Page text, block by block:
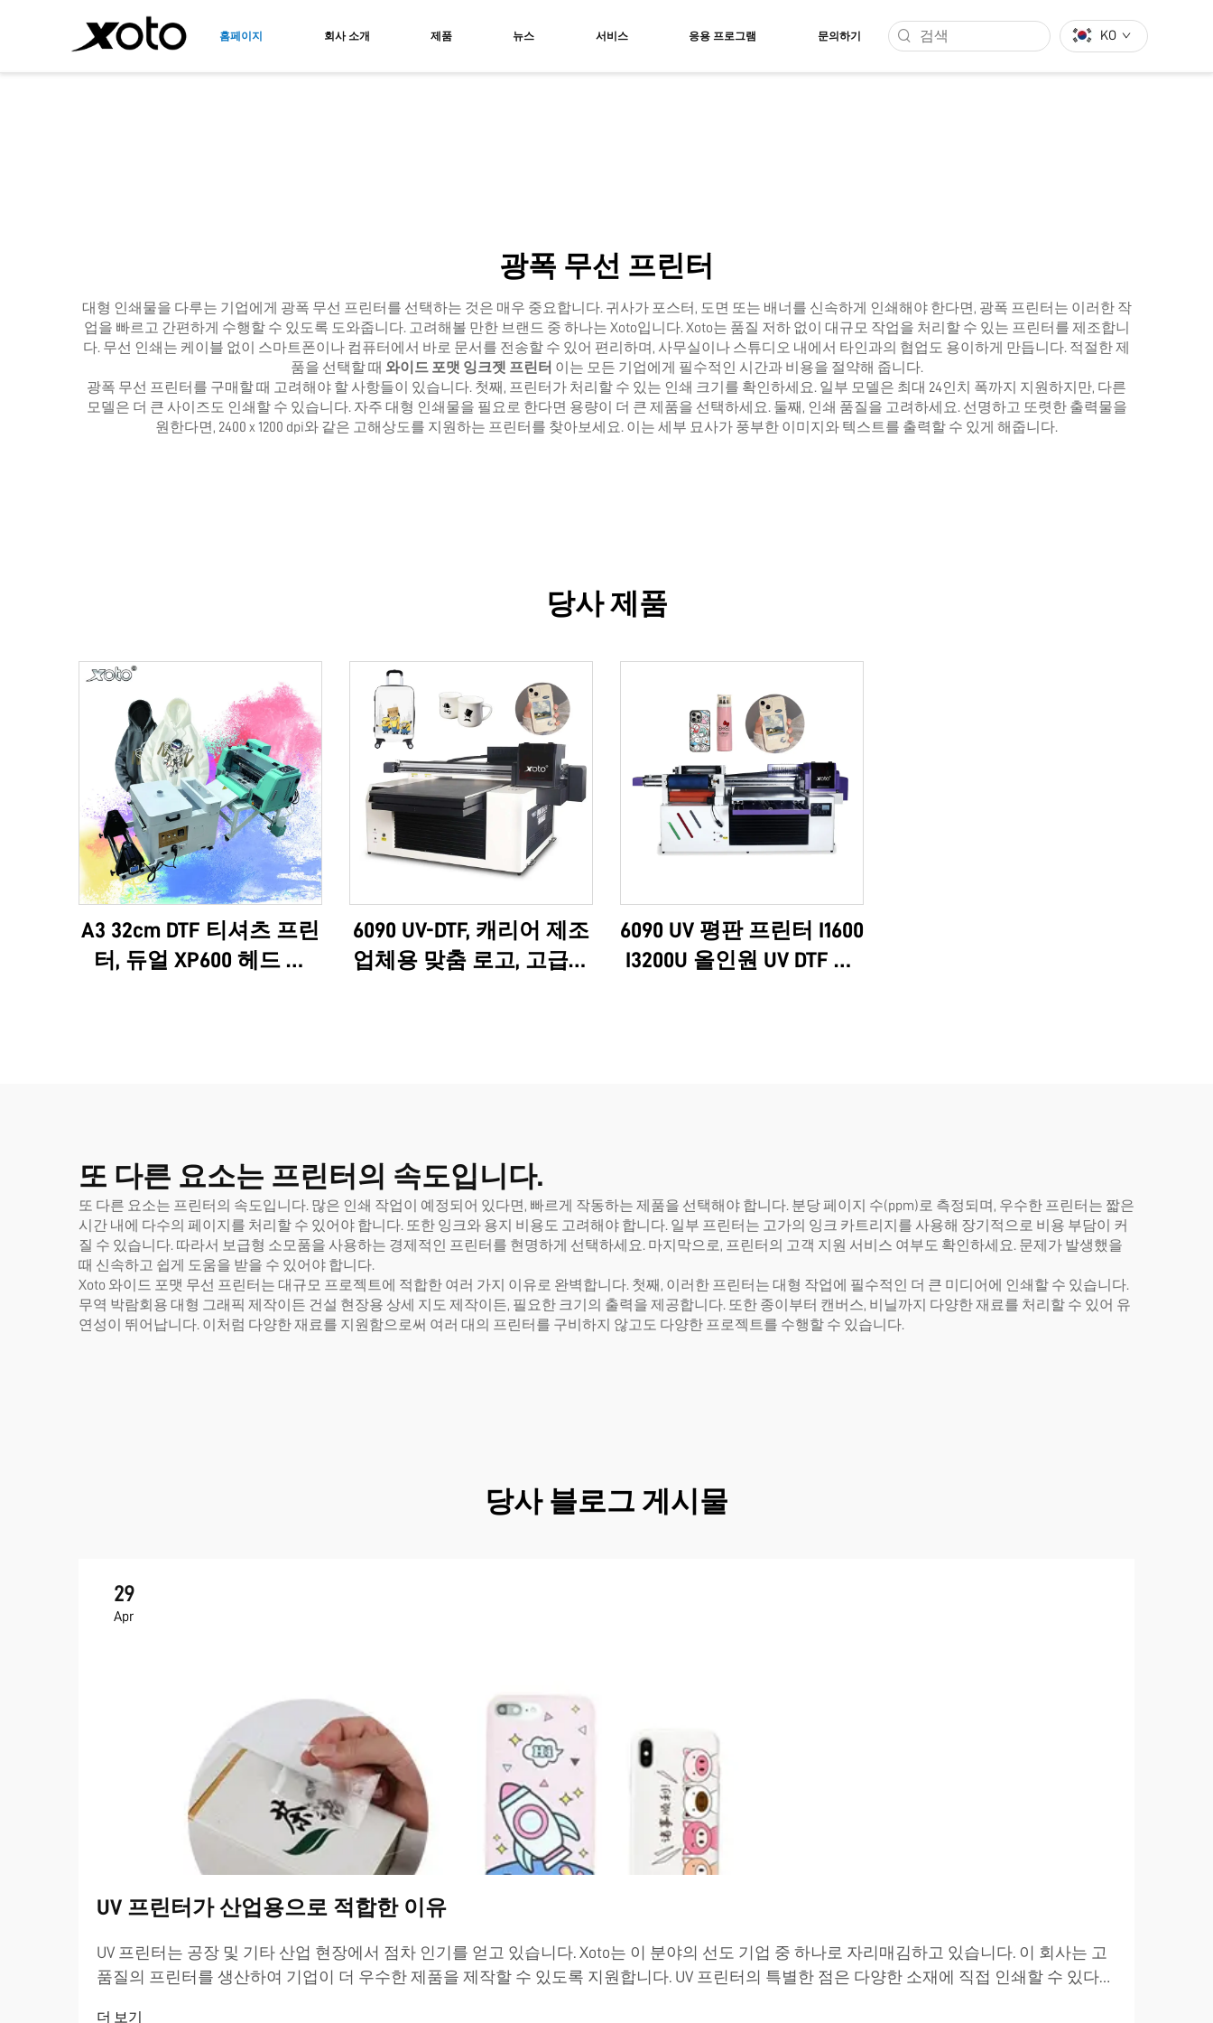
홈페이지 회사 소개 제품 뉴스 서비스 응용 프로그램 문의하기 KO
광폭 무선 프린터
대형 인쇄물을 다루는 기업에게 광폭 무선 프린터를 선택하는 것은 매우 중요합니다. 귀사가 포스터, 도면 또는 배너를 신속하게 인쇄해야 한다면, 광폭 프린터는 이러한 작
업을 빠르고 간편하게 수행할 수 있도록 도와줍니다. 고려해볼 만한 브랜드 중 하나는 Xoto입니다. Xoto는 품질 저하 없이 대규모 작업을 처리할 수 있는 프린터를 제조합니
다. 무선 인쇄는 케이블 없이 스마트폰이나 컴퓨터에서 바로 문서를 전송할 수 있어 편리하며, 사무실이나 스튜디오 내에서 타인과의 협업도 용이하게 만듭니다. 적절한 제
품을 선택할 때 와이드 포맷 잉크젯 프린터 이는 모든 기업에게 필수적인 시간과 비용을 절약해 줍니다.
광폭 무선 프린터를 구매할 때 고려해야 할 사항들이 있습니다. 첫째, 프린터가 처리할 수 있는 인쇄 크기를 확인하세요. 일부 모델은 최대 24인치 폭까지 지원하지만, 다른
모델은 더 큰 사이즈도 인쇄할 수 있습니다. 자주 대형 인쇄물을 필요로 한다면 용량이 더 큰 제품을 선택하세요. 둘째, 인쇄 품질을 고려하세요. 선명하고 또렷한 출력물을
원한다면, 2400 x 1200 dpi와 같은 고해상도를 지원하는 프린터를 찾아보세요. 이는 세부 묘사가 풍부한 이미지와 텍스트를 출력할 수 있게 해줍니다.
당사 제품
A3 32cm DTF 티셔츠 프린
터, 듀얼 XP600 헤드 및
6090 UV-DTF, 캐리어 제조
업체용 맞춤 로고, 고급형
6090 UV 평판 프린터 I1600
I3200U 올인원 UV DTF A3
또 다른 요소는 프린터의 속도입니다.
또 다른 요소는 프린터의 속도입니다. 많은 인쇄 작업이 예정되어 있다면, 빠르게 작동하는 제품을 선택해야 합니다. 분당 페이지 수(ppm)로 측정되며, 우수한 프린터는 짧은
시간 내에 다수의 페이지를 처리할 수 있어야 합니다. 또한 잉크와 용지 비용도 고려해야 합니다. 일부 프린터는 고가의 잉크 카트리지를 사용해 장기적으로 비용 부담이 커
질 수 있습니다. 따라서 보급형 소모품을 사용하는 경제적인 프린터를 현명하게 선택하세요. 마지막으로, 프린터의 고객 지원 서비스 여부도 확인하세요. 문제가 발생했을
때 신속하고 쉽게 도움을 받을 수 있어야 합니다.
Xoto 와이드 포맷 무선 프린터는 대규모 프로젝트에 적합한 여러 가지 이유로 완벽합니다. 첫째, 이러한 프린터는 대형 작업에 필수적인 더 큰 미디어에 인쇄할 수 있습니다.
무역 박람회용 대형 그래픽 제작이든 건설 현장용 상세 지도 제작이든, 필요한 크기의 출력을 제공합니다. 또한 종이부터 캔버스, 비닐까지 다양한 재료를 처리할 수 있어 유
연성이 뛰어납니다. 이처럼 다양한 재료를 지원함으로써 여러 대의 프린터를 구비하지 않고도 다양한 프로젝트를 수행할 수 있습니다.
당사 블로그 게시물
29
Apr
UV 프린터가 산업용으로 적합한 이유
UV 프린터는 공장 및 기타 산업 현장에서 점차 인기를 얻고 있습니다. Xoto는 이 분야의 선도 기업 중 하나로 자리매김하고 있습니다. 이 회사는 고
품질의 프린터를 생산하여 기업이 더 우수한 제품을 제작할 수 있도록 지원합니다. UV 프린터의 특별한 점은 다양한 소재에 직접 인쇄할 수 있다는
더 보기